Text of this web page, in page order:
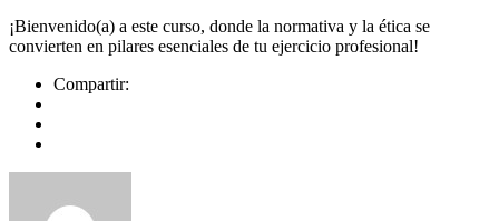
¡Bienvenido(a) a este curso, donde la normativa y la ética se
convierten en pilares esenciales de tu ejercicio profesional!
Compartir: